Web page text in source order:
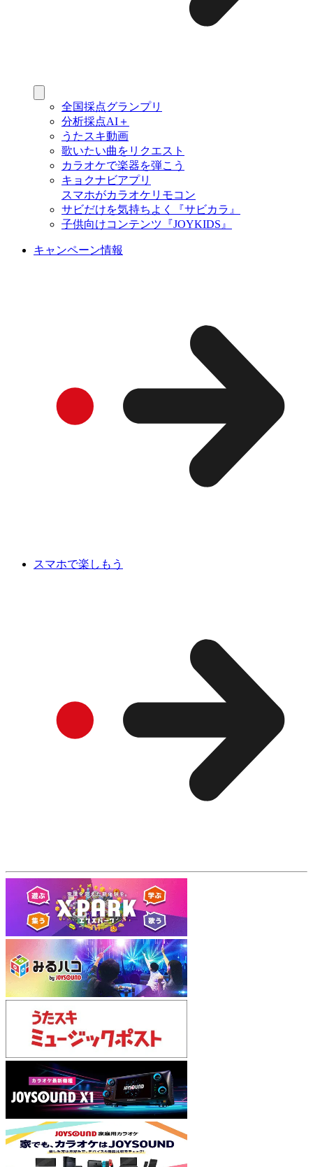
全国採点グランプリ
分析採点AI＋
うたスキ動画
歌いたい曲をリクエスト
カラオケで楽器を弾こう
キョクナビアプリ
スマホがカラオケリモコン
サビだけを気持ちよく『サビカラ』
子供向けコンテンツ『JOYKIDS』
キャンペーン情報
スマホで楽しもう